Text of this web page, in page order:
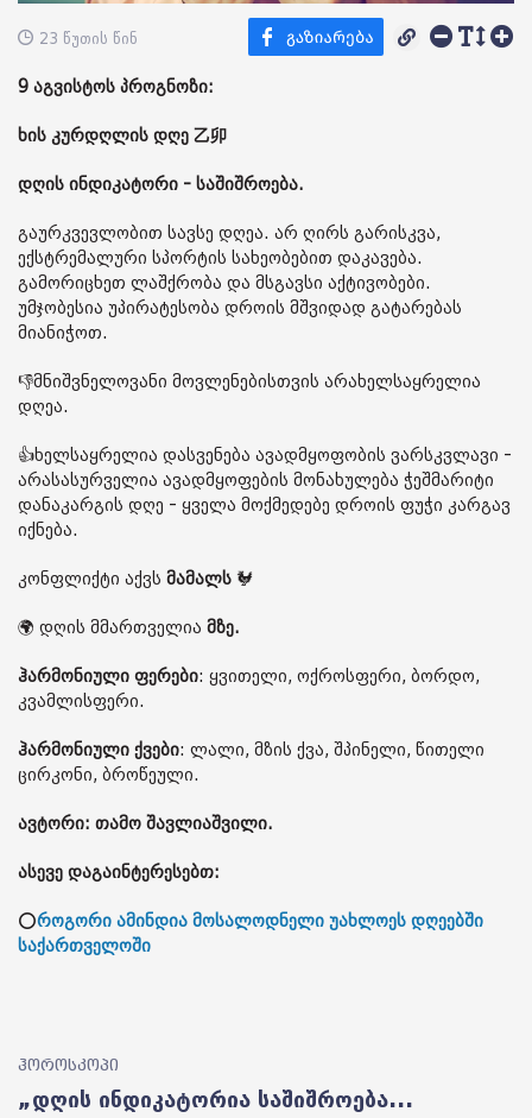
23 წუთის წინ
9 აგვისტოს პროგნოზი:
ხის კურდღლის დღე 乙卯
დღის ინდიკატორი - საშიშროება.
გაურკვევლობით სავსე დღეა. არ ღირს გარისკვა,
ექსტრემალური სპორტის სახეობებით დაკავება.
გამორიცხეთ ლაშქრობა და მსგავსი აქტივობები.
უმჯობესია უპირატესობა დროის მშვიდად გატარებას
მიანიჭოთ.
👎მნიშვნელოვანი მოვლენებისთვის არახელსაყრელია
დღეა.
👍ხელსაყრელია დასვენება ავადმყოფობის ვარსკვლავი -
არასასურველია ავადმყოფების მონახულება ჭეშმარიტი
დანაკარგის დღე - ყველა მოქმედებე დროის ფუჭი კარგავ
იქნება.
კონფლიქტი აქვს მამალს 🐓
🌍 დღის მმართველია მზე.
ჰარმონიული ფერები: ყვითელი, ოქროსფერი, ბორდო,
კვამლისფერი.
ჰარმონიული ქვები: ლალი, მზის ქვა, შპინელი, წითელი
ცირკონი, ბროწეული.
ავტორი: თამო შავლიაშვილი.
ასევე დაგაინტერესებთ:
⭕როგორი ამინდია მოსალოდნელი უახლოეს დღეებში
საქართველოში
ჰოროსკოპი
„დღის ინდიკატორია საშიშროება...